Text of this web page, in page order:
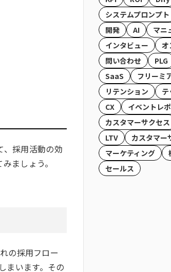
、採用活動の効
ましょう。
の採用フロー
まいます。その
システムプロンプト
開発
AI
マニ
インタビュー
オ
問い合わせ
PLG
SaaS
フリーミ
リテンション
テ
CX
イベントレ
カスタマーサクセス
LTV
カスタマー
マーケティング
セールス